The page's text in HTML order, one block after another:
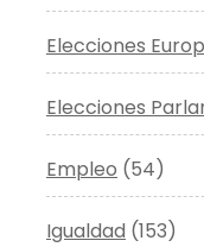
Elecciones
Elecciones
Empleo (54)
Igualdad (153)